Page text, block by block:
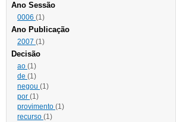
Ano Sessão
0006 (1)
Ano Publicação
2007 (1)
Decisão
ao (1)
de (1)
negou (1)
por (1)
provimento (1)
recurso (1)